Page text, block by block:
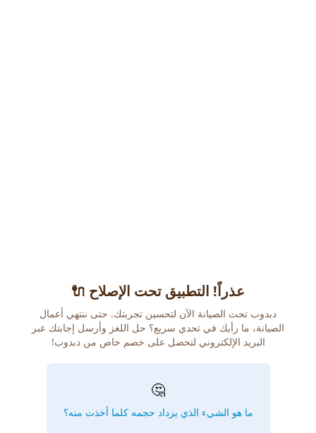
عذراً! التطبيق تحت الإصلاح 🔌
دبدوب تحت الصيانة الآن لتحسين تجربتك. حتى ننتهي أعمال
الصيانة، ما رأيك في تحدي سريع؟ حل اللغز وأرسل إجابتك عبر
البريد الإلكتروني لتحصل على خصم خاص من دبدوب!
🤔
ما هو الشيء الذي يزداد حجمه كلما أخذت منه؟